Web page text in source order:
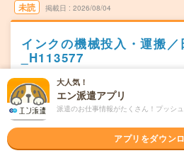
未読 掲載日 2026/08/04
インクの機械投入・運搬
_H113577
職種未経験OK
派遣
勤務地
備中高梁駅から車10分
大人気！
エン派遣アプリ
派遣のお仕事情報がたくさん！プッシ
アプリをダウン